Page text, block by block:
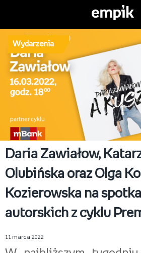
Wydarzenia
Daria Zawiałow,
Olubińska oraz Olga
Kozierowska na
autorskich z cyklu
11 marca 2022